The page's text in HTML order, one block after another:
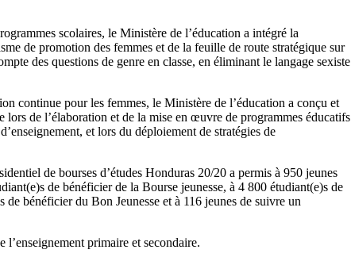
scolaires, le Ministère de l’éducation a intégré la
de promotion des femmes et de la feuille de route stratégique sur
des questions de genre en classe, en éliminant le langage sexiste
continue pour les femmes, le Ministère de l’éducation a conçu et
de l’élaboration et de la mise en œuvre de programmes éducatifs
et lors du déploiement de stratégies de
de bourses d’études Honduras 20/20 a permis à 950 jeunes
de bénéficier de la Bourse jeunesse, à 4 800 étudiant(e)s de
bénéficier du Bon Jeunesse et à 116 jeunes de suivre un
l’enseignement primaire et secondaire.